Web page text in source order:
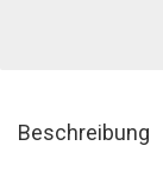
Beschreibung